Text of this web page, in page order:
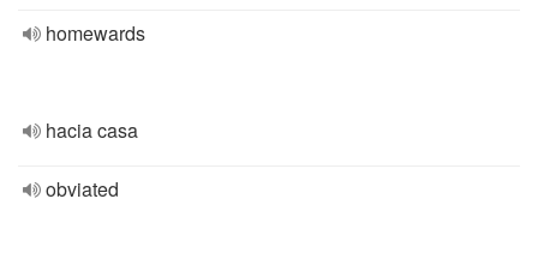
homewards
hacia casa
obviated